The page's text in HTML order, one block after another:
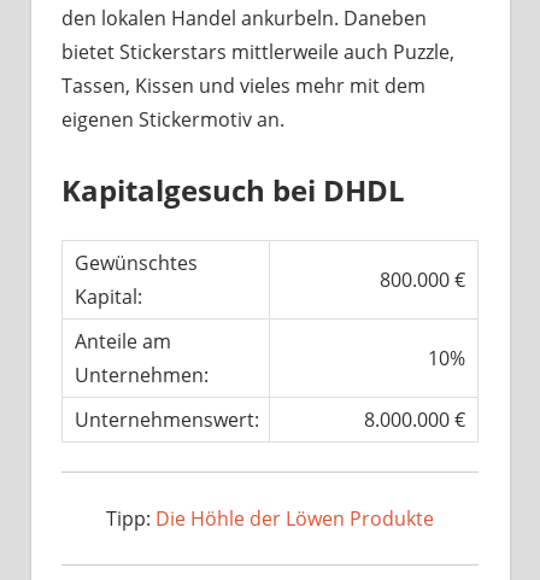
den lokalen Handel ankurbeln. Daneben
bietet Stickerstars mittlerweile auch Puzzle,
Tassen, Kissen und vieles mehr mit dem
eigenen Stickermotiv an.
Kapitalgesuch bei DHDL
Gewünschtes
Kapital:
800.000 €
Anteile am
Unternehmen:
10%
Unternehmenswert: 8.000.000 €
Tipp: Die Höhle der Löwen Produkte